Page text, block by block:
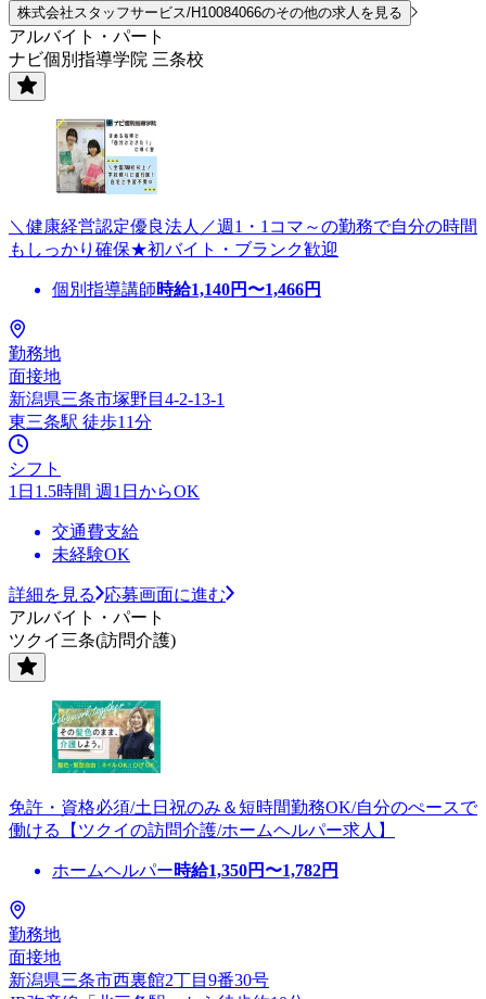
株式会社スタッフサービス/H10084066のその他の求人を見る
アルバイト・パート
ナビ個別指導学院 三条校
＼健康経営認定優良法人／週1・1コマ～の勤務で自分の時間
もしっかり確保★初バイト・ブランク歓迎
個別指導講師時給1,140円〜1,466円
勤務地
面接地
新潟県三条市塚野目4-2-13-1
東三条駅 徒歩11分
シフト
1日1.5時間 週1日からOK
交通費支給
未経験OK
詳細を見る
応募画面に進む
アルバイト・パート
ツクイ三条(訪問介護)
免許・資格必須/土日祝のみ＆短時間勤務OK/自分のぺースで
働ける【ツクイの訪問介護/ホームヘルパー求人】
ホームヘルパー時給1,350円〜1,782円
勤務地
面接地
新潟県三条市西裏館2丁目9番30号